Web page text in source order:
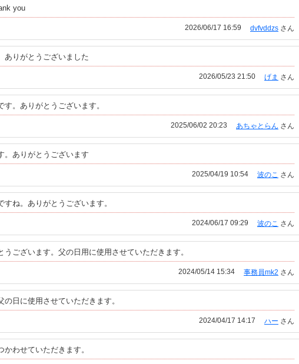
you
dvfvddzs さん
2026/06/17 16:59
ありがとうございました
げま さん
2026/05/23 21:50
。ありがとうございます。
あちゃとらん さん
2025/06/02 20:23
。ありがとうございます
波のこ さん
2025/04/19 10:54
ね。ありがとうございます。
波のこ さん
2024/06/17 09:29
ございます。父の日用に使用させていただきます。
事務員mk2 さん
2024/05/14 15:34
日に使用させていただきます。
ハー さん
2024/04/17 14:17
わせていただきます。